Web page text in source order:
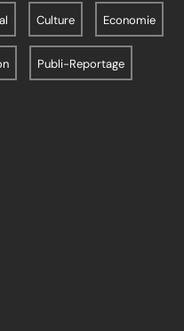
Culture Economie
Publi-Reportage